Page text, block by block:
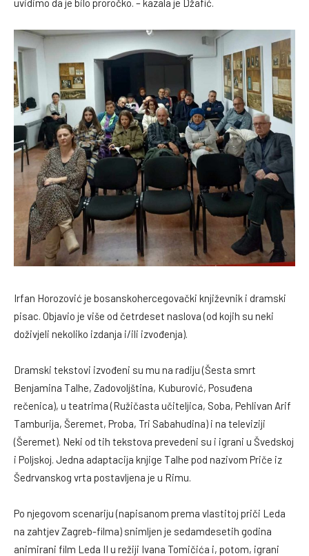
uvidimo da je bilo proročko. – kazala je Džafić.
Irfan Horozović je bosanskohercegovački književnik i dramski
pisac. Objavio je više od četrdeset naslova (od kojih su neki
doživjeli nekoliko izdanja i/ili izvođenja).
Dramski tekstovi izvođeni su mu na radiju (Šesta smrt
Benjamina Talhe, Zadovoljština, Kuburović, Posuđena
rečenica), u teatrima (Ružičasta učiteljica, Soba, Pehlivan Arif
Tamburija, Šeremet, Proba, Tri Sabahudina) i na televiziji
(Šeremet). Neki od tih tekstova prevedeni su i igrani u Švedskoj
i Poljskoj. Jedna adaptacija knjige Talhe pod nazivom Priče iz
Šedrvanskog vrta postavljena je u Rimu.
Po njegovom scenariju (napisanom prema vlastitoj priči Leda
na zahtjev Zagreb-filma) snimljen je sedamdesetih godina
animirani film Leda II u režiji Ivana Tomičića i, potom, igrani